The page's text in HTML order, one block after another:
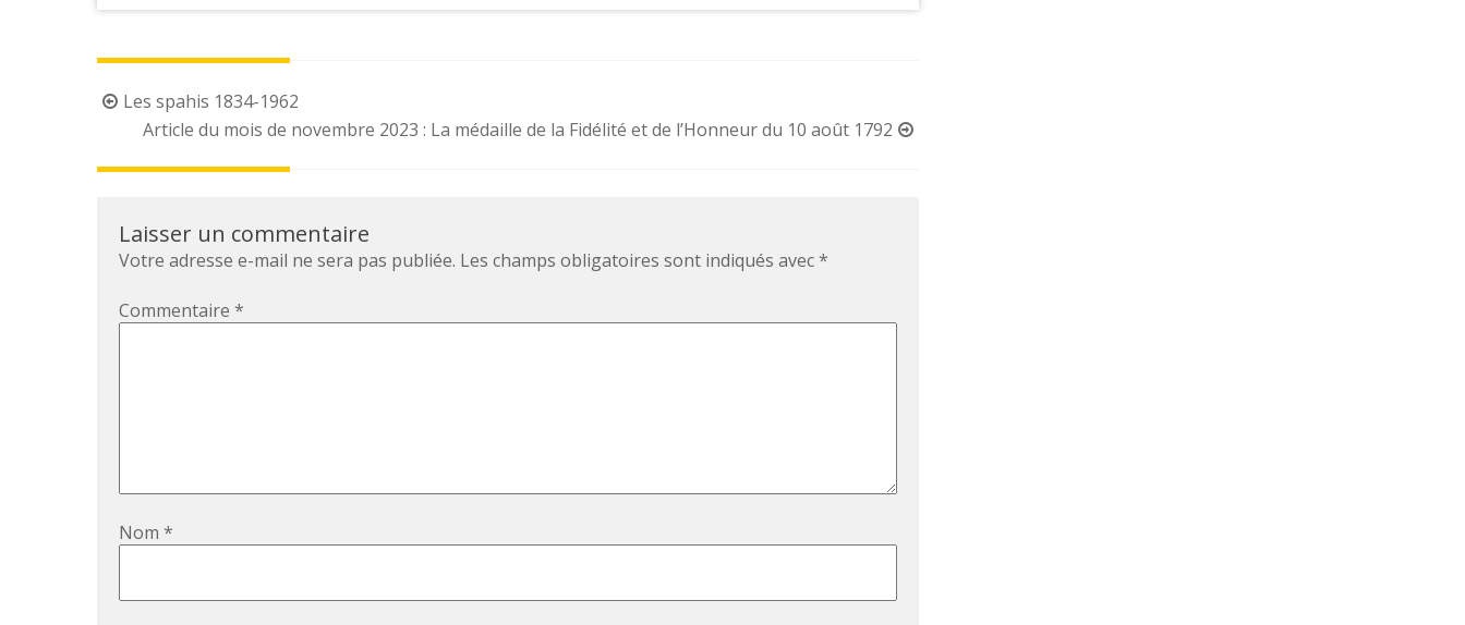
Post
navigation
Les spahis 1834-1962
Article du mois de novembre 2023 : La médaille de la Fidélité et de l’Honneur du 10 août 1792
Laisser un commentaire
Votre adresse e-mail ne sera pas publiée. Les champs obligatoires sont indiqués avec*
Commentaire *
Nom *